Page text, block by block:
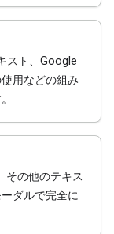
スト、Google
用などの組み
その他のテキス
ダルで完全に